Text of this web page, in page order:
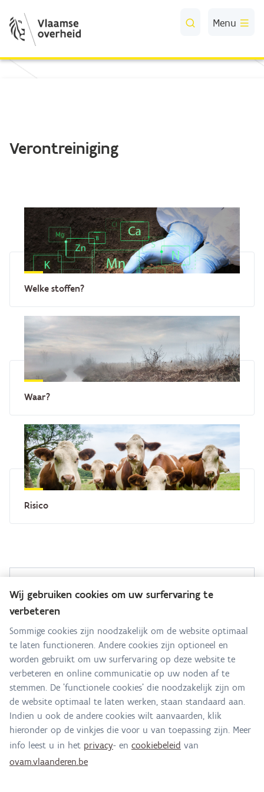
Skip to Main Content
Menu
Verontreiniging
Welke stoffen?
Waar?
Risico
Sanering Grote Laak
Alle contactgegevens
Adres
Stationsstraat 110
2800 Mechelen
Route en bereikbaarheid
E-mail
laak@ovam.be
Wij gebruiken cookies om uw surfervaring te
verbeteren
Sommige cookies zijn noodzakelijk om de website optimaal
te laten functioneren. Andere cookies zijn optioneel en
worden gebruikt om uw surfervaring op deze website te
verbeteren en online communicatie op uw noden af te
stemmen. De 'functionele cookies' die noodzakelijk zijn om
de website optimaal te laten werken, staan standaard aan.
Indien u ook de andere cookies wilt aanvaarden, klik
hieronder op de vinkjes die voor u van toepassing zijn. Meer
info leest u in het privacy- en cookiebeleid van
ovam.vlaanderen.be